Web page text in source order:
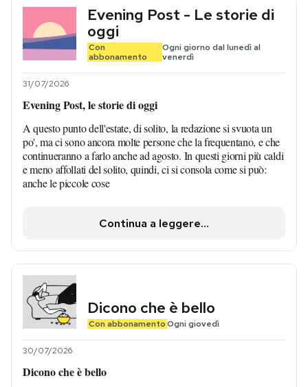
Evening Post - Le storie di
oggi
Con
abbonamento
Ogni giorno dal lunedì al
venerdì
31/07/2026
Evening Post, le storie di oggi
A questo punto dell'estate, di solito, la redazione si svuota un
po', ma ci sono ancora molte persone che la frequentano, e che
continueranno a farlo anche ad agosto. In questi giorni più caldi
e meno affollati del solito, quindi, ci si consola come si può:
anche le piccole cose
Continua a leggere...
Dicono che è bello
Con abbonamentoOgni giovedì
30/07/2026
Dicono che è bello